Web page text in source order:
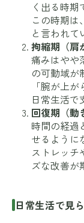
く出る時期
この時期は
と言われて
拘縮期（肩
痛みはやや
の可動域が
「腕が上
日常生活で
回復期（動
時間の経過
せるように
ストレッチ
ズな改善が
日常生活で見